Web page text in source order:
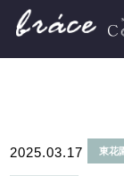
2025.03.17 東花